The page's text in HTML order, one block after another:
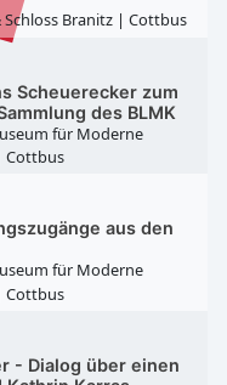
Branitz | Cottbus
Scheuerecker zum
des BLMK
für Moderne
Cottbus
aus den
für Moderne
Cottbus
- Dialog über einen